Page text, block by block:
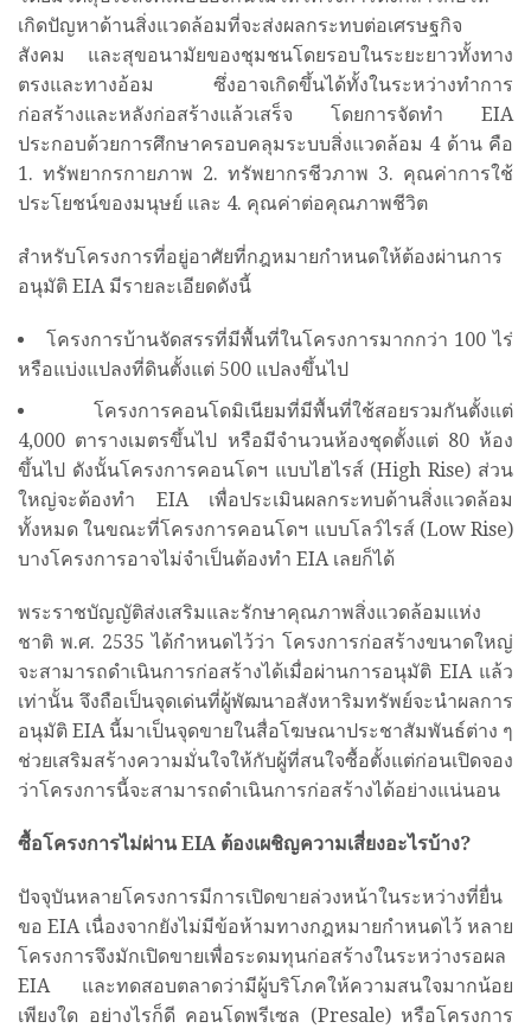
เกิดปัญหาด้านสิ่งแวดล้อมที่จะส่งผลกระทบต่อเศรษฐกิจ
สังคม และสุขอนามัยของชุมชนโดยรอบในระยะยาวทั้งทาง
ตรงและทางอ้อม ซึ่งอาจเกิดขึ้นได้ทั้งในระหว่างทำการ
ก่อสร้างและหลังก่อสร้างแล้วเสร็จ โดยการจัดทำ EIA
ประกอบด้วยการศึกษาครอบคลุมระบบสิ่งแวดล้อม 4 ด้าน คือ
1. ทรัพยากรกายภาพ 2. ทรัพยากรชีวภาพ 3. คุณค่าการใช้
ประโยชน์ของมนุษย์ และ 4. คุณค่าต่อคุณภาพชีวิต
สำหรับโครงการที่อยู่อาศัยที่กฎหมายกำหนดให้ต้องผ่านการ
อนุมัติ EIA มีรายละเอียดดังนี้
โครงการบ้านจัดสรรที่มีพื้นที่ในโครงการมากกว่า 100 ไร่
หรือแบ่งแปลงที่ดินตั้งแต่ 500 แปลงขึ้นไป
โครงการคอนโดมิเนียมที่มีพื้นที่ใช้สอยรวมกันตั้งแต่
4,000 ตารางเมตรขึ้นไป หรือมีจำนวนห้องชุดตั้งแต่ 80 ห้อง
ขึ้นไป ดังนั้นโครงการคอนโดฯ แบบไฮไรส์ (High Rise) ส่วน
ใหญ่จะต้องทำ EIA เพื่อประเมินผลกระทบด้านสิ่งแวดล้อม
ทั้งหมด ในขณะที่โครงการคอนโดฯ แบบโลว์ไรส์ (Low Rise)
บางโครงการอาจไม่จำเป็นต้องทำ EIA เลยก็ได้
พระราชบัญญัติส่งเสริมและรักษาคุณภาพสิ่งแวดล้อมแห่ง
ชาติ พ.ศ. 2535 ได้กำหนดไว้ว่า โครงการก่อสร้างขนาดใหญ่
จะสามารถดำเนินการก่อสร้างได้เมื่อผ่านการอนุมัติ EIA แล้ว
เท่านั้น จึงถือเป็นจุดเด่นที่ผู้พัฒนาอสังหาริมทรัพย์จะนำผลการ
อนุมัติ EIA นี้มาเป็นจุดขายในสื่อโฆษณาประชาสัมพันธ์ต่าง ๆ
ช่วยเสริมสร้างความมั่นใจให้กับผู้ที่สนใจซื้อตั้งแต่ก่อนเปิดจอง
ว่าโครงการนี้จะสามารถดำเนินการก่อสร้างได้อย่างแน่นอน
ซื้อโครงการไม่ผ่านEIA ต้องเผชิญความเสี่ยงอะไรบ้าง?
ปัจจุบันหลายโครงการมีการเปิดขายล่วงหน้าในระหว่างที่ยื่น
ขอ EIA เนื่องจากยังไม่มีข้อห้ามทางกฎหมายกำหนดไว้ หลาย
โครงการจึงมักเปิดขายเพื่อระดมทุนก่อสร้างในระหว่างรอผล
EIA และทดสอบตลาดว่ามีผู้บริโภคให้ความสนใจมากน้อย
เพียงใด อย่างไรก็ดี คอนโดพรีเซล (Presale) หรือโครงการ